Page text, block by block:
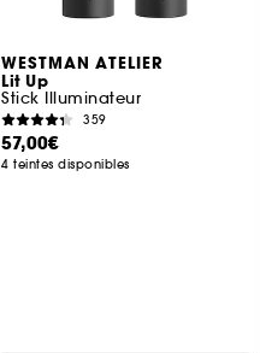
WESTMAN ATELIER
Lit Up
Stick Illuminateur
359
57,00€
4 teintes disponibles